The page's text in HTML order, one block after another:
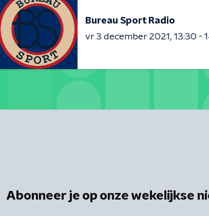
Bureau Sport Radio
vr 3 december 2021
13:30 -
Abonneer je op onze wekelijkse